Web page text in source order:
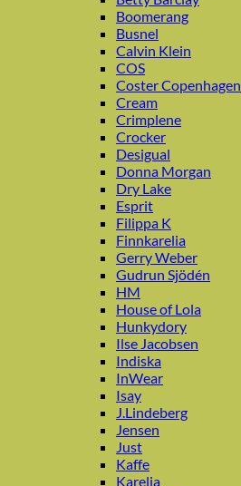
Boomerang
Busnel
Calvin Klein
COS
Coster Copenhagen
Cream
Crimplene
Crocker
Desigual
Donna Morgan
Dry Lake
Esprit
Filippa K
Finnkarelia
Gerry Weber
Gudrun Sjödén
HM
House of Lola
Hunkydory
Ilse Jacobsen
Indiska
InWear
Isay
J.Lindeberg
Jensen
Just
Kaffe
Karelia